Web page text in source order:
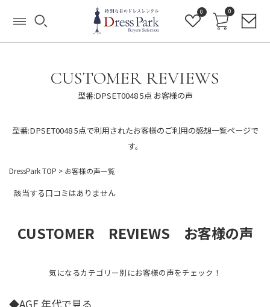
0 0
CUSTOMER REVIEWS
型番:DPSET0048 5点 お客様の声
型番:DPSET0048 5点で利用されたお客様のご利用の感想一覧ページで
す。
DressPark TOP > お客様の声一覧
該当する口コミはありません
CUSTOMER REVIEWS お客様の声
気になるカテゴリー別にお客様の声をチェック！
◆AGE 年代で見る